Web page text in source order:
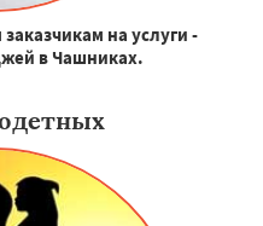
на услуги -
в Чашниках.